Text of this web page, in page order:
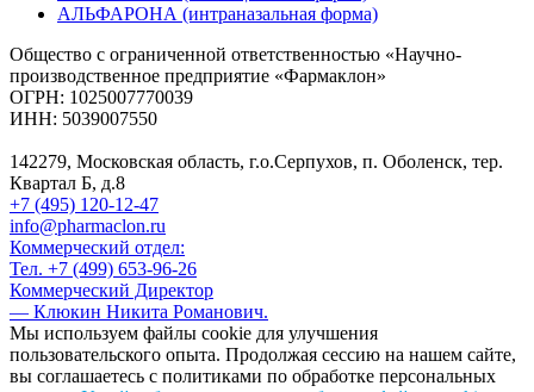
АЛЬФАРОНА (интраназальная форма)
Общество с ограниченной ответственностью «Научно-
производственное предприятие «Фармаклон»
ОГРН: 1025007770039
ИНН: 5039007550
142279, Московская область, г.о.Серпухов, п. Оболенск, тер.
Квартал Б, д.8
+7 (495) 120-12-47
info@pharmaclon.ru
Коммерческий отдел:
Тел. +7 (499) 653-96-26
Коммерческий Директор
— Клюкин Никита Романович.
Мы используем файлы cookie для улучшения
пользовательского опыта. Продолжая сессию на нашем сайте,
вы соглашаетесь с политиками по обработке персональных